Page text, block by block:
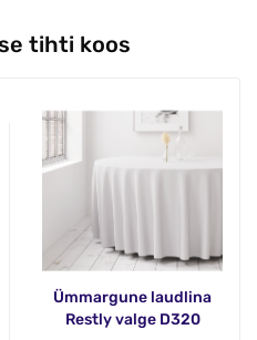
tihti koos
Ümmargune laudlina
Restly valge D320